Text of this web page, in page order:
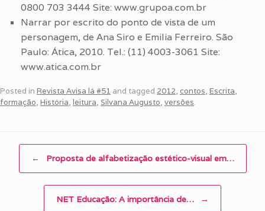
0800 703 3444 Site: www.grupoa.com.br
Narrar por escrito do ponto de vista de um
personagem, de Ana Siro e Emilia Ferreiro. São
Paulo: Ática, 2010. Tel.: (11) 4003-3061 Site:
www.atica.com.br
Posted in Revista Avisa lá #51 and tagged 2012, contos, Escrita,
formação, História, leitura, Silvana Augusto, versões.
← Proposta de alfabetização estético-visual em…
NET Educação: A importância de… →